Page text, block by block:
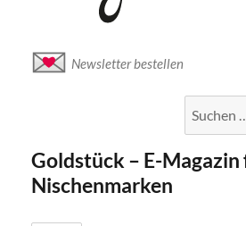
Newsletter bestellen
nach:
Goldstück – E-Magazin
Nischenmarken